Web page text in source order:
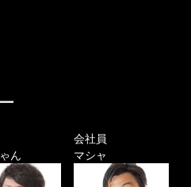
ん
会社員
マシャ